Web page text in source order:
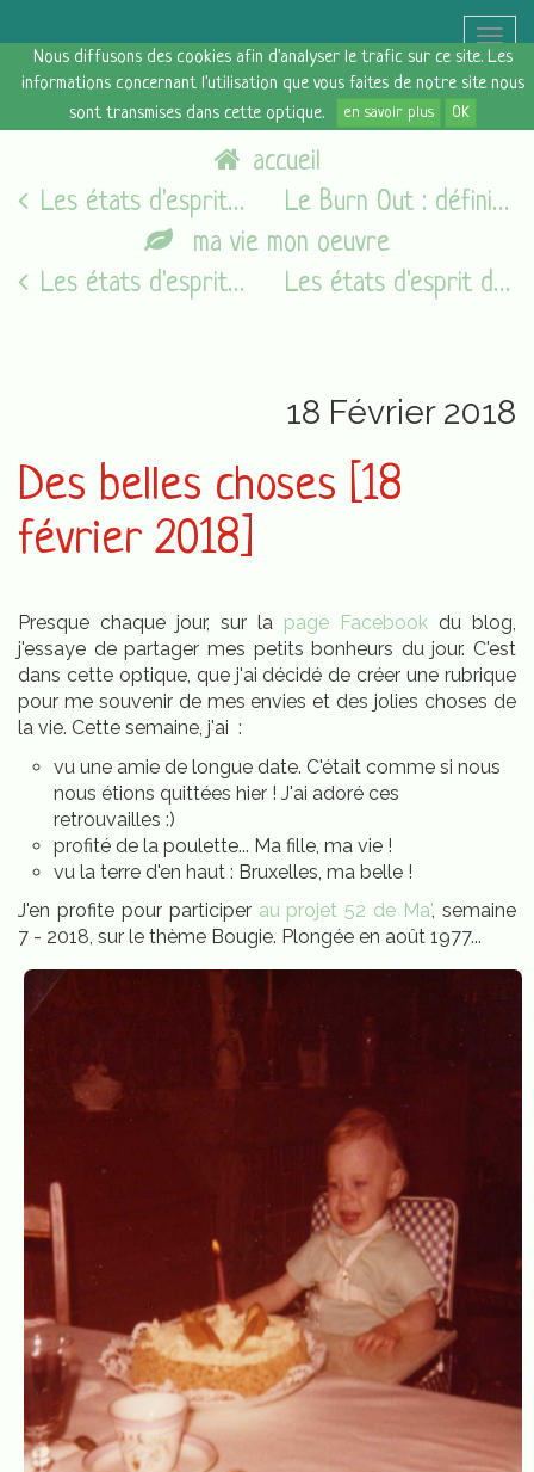
Nous diffusons des cookies afin d'analyser le trafic sur ce site. Les
informations concernant l'utilisation que vous faites de notre site nous
sont transmises dans cette optique.
en savoir plus OK
Toggle
accueil
Les états d'esprit du vendredi [16/02/18]
Le Burn Out : définition et symptômes
ma vie mon oeuvre
Les états d'esprit du vendredi [05/08/16]
Les états d'esprit du vendredi [23/02/18]
18 Février 2018
Des belles choses [18
février 2018]
Presque chaque jour, sur la page Facebook du blog,
j'essaye de partager mes petits bonheurs du jour. C'est
dans cette optique, que j'ai décidé de créer une rubrique
pour me souvenir de mes envies et des jolies choses de
la vie. Cette semaine, j'ai :
vu une amie de longue date. C'était comme si nous
nous étions quittées hier ! J'ai adoré ces
retrouvailles :)
profité de la poulette... Ma fille, ma vie !
vu la terre d'en haut : Bruxelles, ma belle !
J'en profite pour participer au projet 52 de Ma', semaine
7 - 2018, sur le thème Bougie. Plongée en août 1977...